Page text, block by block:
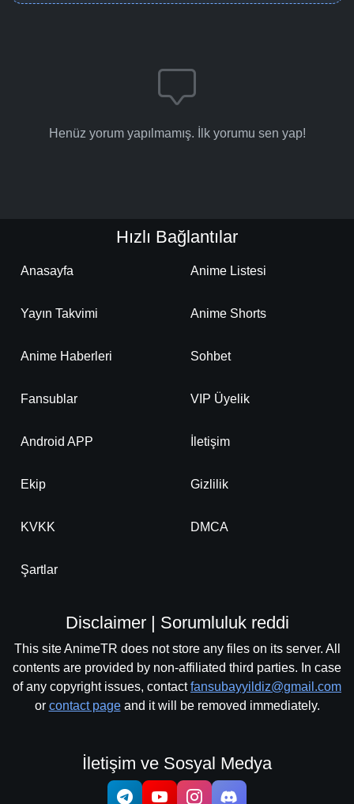
Henüz yorum yapılmamış. İlk yorumu sen yap!
Hızlı Bağlantılar
Anasayfa Anime Listesi
Yayın Takvimi Anime Shorts
Anime Haberleri Sohbet
Fansublar VIP Üyelik
Android APP İletişim
Ekip Gizlilik
KVKK DMCA
Şartlar
Disclaimer | Sorumluluk reddi
This site AnimeTR does not store any files on its server. All
contents are provided by non-affiliated third parties. In case
of any copyright issues, contactfansubayyildiz@gmail.com
or contact pageand it will be removed immediately.
İletişim ve Sosyal Medya